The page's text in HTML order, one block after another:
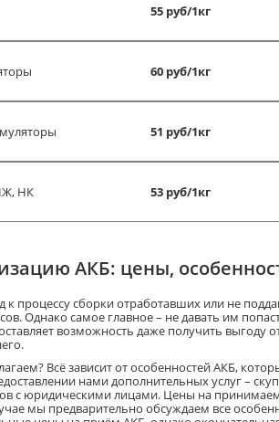
55 руб/1кг
60 руб/1кг
51 руб/1кг
НК 53 руб/1кг
АКБ: цены,
процессу сборки отработавших или не
Однако самое главное – не давать им
возможность даже получить выгоду
Всё зависит от особенностей АКБ,
нами дополнительных услуг –
с юридическими лицами. Цены на
мы предварительно обсуждаем все